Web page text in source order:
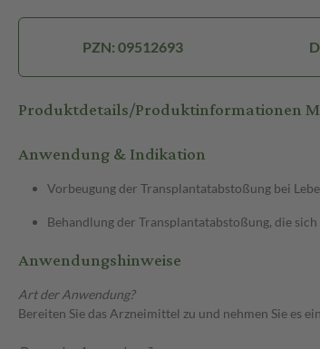
PZN: 09512693
Produktdetails/Produktinformationen
Anwendung & Indikation
Vorbeugung der Transplantatabstoßung bei
Behandlung der Transplantatabstoßung, die
Anwendungshinweise
Art der Anwendung?
Bereiten Sie das Arzneimittel zu und nehmen Sie es